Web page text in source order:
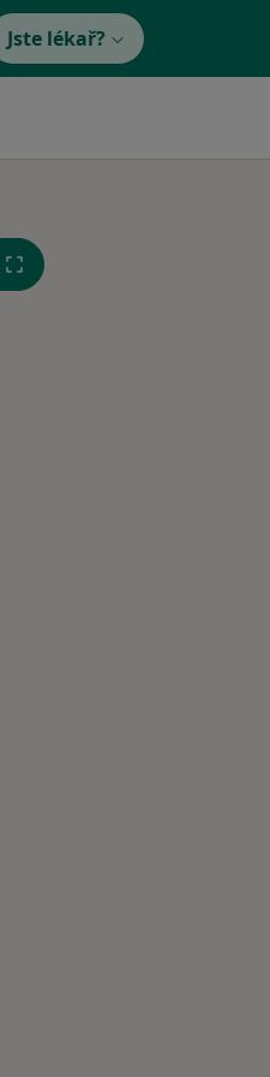
Jste lékař?
Čt